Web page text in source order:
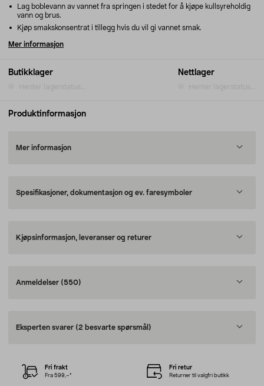
Butikklager
Henter lagerstatus...
Nettlager
Henter lagerstatus...
Lag boblevann av vannet fra springen i stedet for å kjøpe kullsyreholdig
vann og brus.
Kjøp smakskonsentrat i tillegg hvis du vil gi vannet smak.
Mer informasjon
Produktinformasjon
Mer informasjon
Spesifikasjoner, dokumentasjon og ev. faresymboler
Kjøpsinformasjon, leveranser og returer
Anmeldelser (550)
Eksperten svarer (2 besvarte spørsmål)
Fri frakt
Fra 599,–*
Fri retur
Returner til valgfri butikk